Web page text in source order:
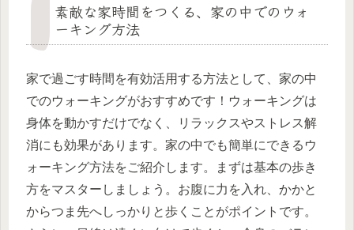
素敵な家時間をつくる、家の中でのウォ
ーキング方法
家で過ごす時間を有効活用する方法として、家の中
でのウォーキングがおすすめです！ウォーキングは
身体を動かすだけでなく、リラックスやストレス解
消にも効果があります。家の中でも簡単にできるウ
ォーキング方法をご紹介します。まずは基本の歩き
方をマスターしましょう。お腹に力を入れ、かかと
からつま先へしっかりと歩くことがポイントです。